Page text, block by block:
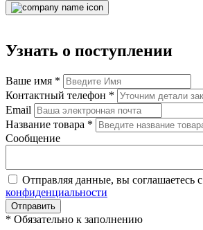
Узнать о поступлении
Ваше имя *
Контактный телефон *
Email
Название товара *
Сообщение
Отправляя данные, вы соглашаетесь с
конфиденциальности
Отправить
* Обязательно к заполнению